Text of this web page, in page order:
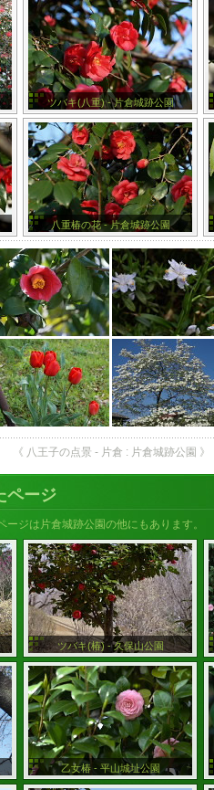
ツバキ(八重) - 片倉城跡公園
八重椿の花 - 片倉城跡公園
《 八王子の点景 - 片倉 : 片倉城跡公園 》
ページ
ジは片倉城跡公園の他にもあります。
ツバキ(椿) - 久保山公園
乙女椿 - 平山城址公園